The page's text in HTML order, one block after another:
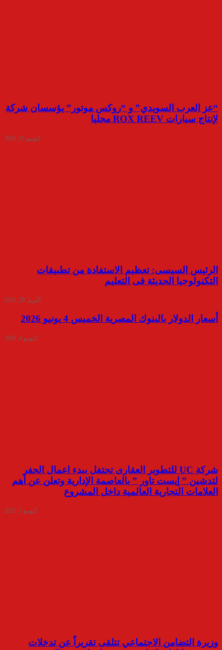
“عز العرب السويدي” و “روكس موتور” يؤسسان شركة
لإنتاج سيارات ROX REEV محليا
يونيو 15, 2026
الرئيس السيسى: تعظيم الاستفادة من تطبيقات
التكنولوجيا الحديثة فى التعليم
أبريل 29, 2026
أسعار الدولار بالبنوك المصرية الخميس 4 يونيو 2026
يونيو 4, 2026
شركة UC للتطوير العقارى تحتفل ببدء اعمال الحفر
لتدشين ” إيست تاور ” بالعاصمة الإدارية وتعلن عن أهم
العلامات التجارية العالمية داخل المشروع
يونيو 7, 2023
وزيرة التضامن الاجتماعي تتلقى تقريراً عن تدخلات